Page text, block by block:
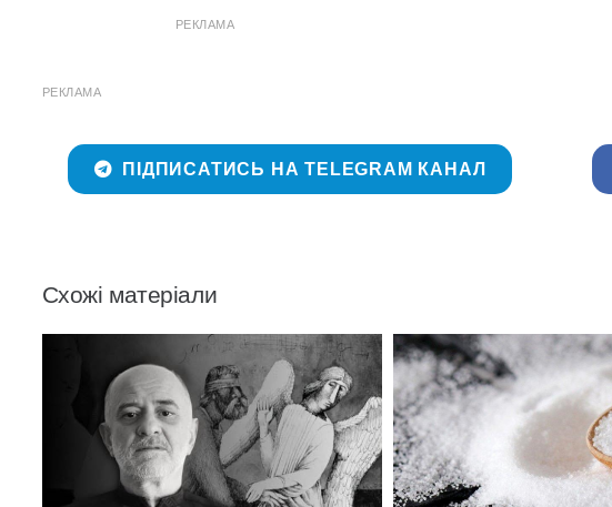
РЕКЛАМА
РЕКЛАМА
ПІДПИСАТИСЬ НА TELEGRAM КАНАЛ
Схожі матеріали